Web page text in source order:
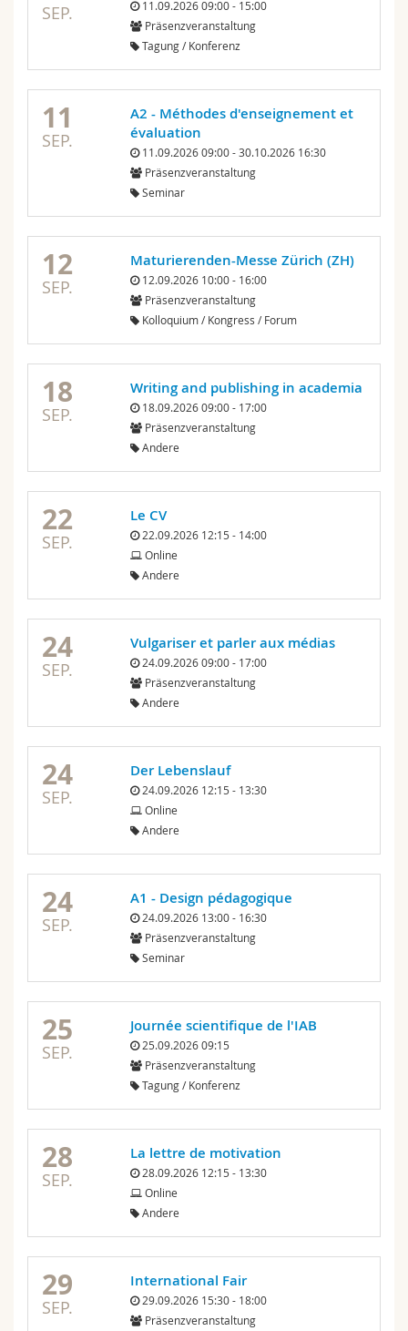
SEP.
11.09.2026 09:00 - 15:00
Präsenzveranstaltung
Tagung / Konferenz
11
SEP.
A2 - Méthodes d'enseignement et
évaluation
11.09.2026 09:00 - 30.10.2026 16:30
Präsenzveranstaltung
Seminar
12
SEP.
Maturierenden-Messe Zürich (ZH)
12.09.2026 10:00 - 16:00
Präsenzveranstaltung
Kolloquium / Kongress / Forum
18
SEP.
Writing and publishing in academia
18.09.2026 09:00 - 17:00
Präsenzveranstaltung
Andere
22
SEP.
Le CV
22.09.2026 12:15 - 14:00
Online
Andere
24
SEP.
Vulgariser et parler aux médias
24.09.2026 09:00 - 17:00
Präsenzveranstaltung
Andere
24
SEP.
Der Lebenslauf
24.09.2026 12:15 - 13:30
Online
Andere
24
SEP.
A1 - Design pédagogique
24.09.2026 13:00 - 16:30
Präsenzveranstaltung
Seminar
25
SEP.
Journée scientifique de l'IAB
25.09.2026 09:15
Präsenzveranstaltung
Tagung / Konferenz
28
SEP.
La lettre de motivation
28.09.2026 12:15 - 13:30
Online
Andere
29
SEP.
International Fair
29.09.2026 15:30 - 18:00
Präsenzveranstaltung